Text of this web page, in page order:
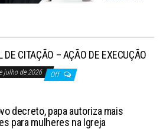
DE CITAÇÃO – AÇÃO DE EXECUÇÃO
julho de 2026 Off
decreto, papa autoriza mais
para mulheres na Igreja